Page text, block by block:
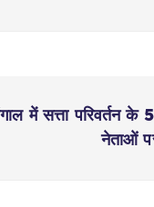
में सत्ता परिवर्तन
नेताओं